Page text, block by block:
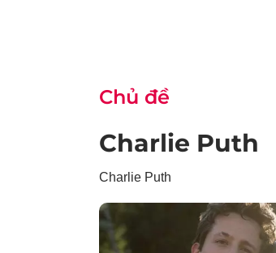
Chủ đề
Charlie Puth
Charlie Puth